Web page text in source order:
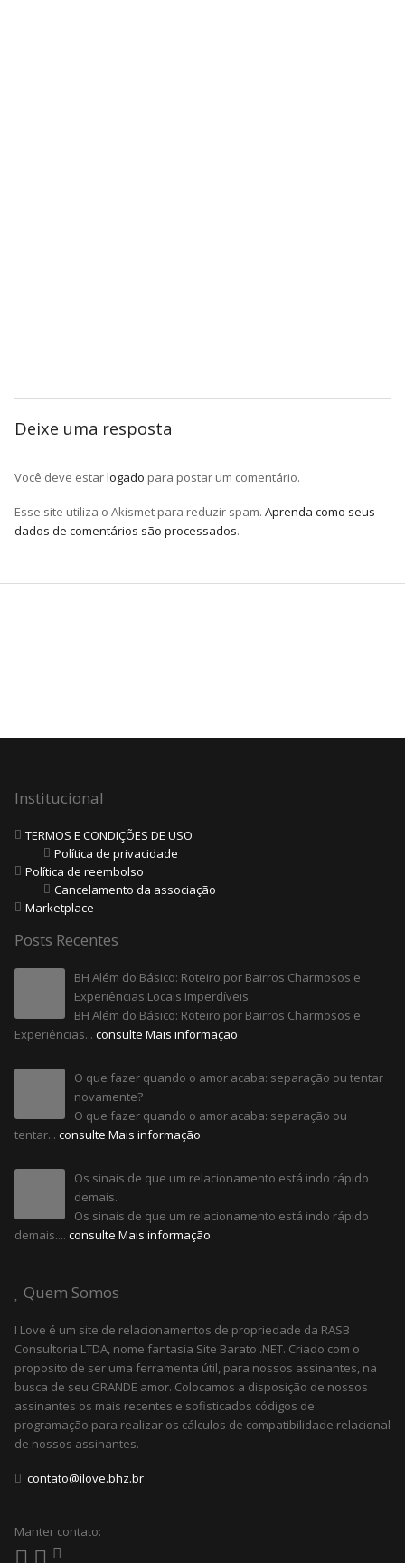
Deixe uma resposta
Você deve estarlogado para postar um comentário.
Esse site utiliza o Akismet para reduzir spam. Aprenda como seus
dados de comentários são processados.
Institucional
TERMOS E CONDIÇÕES DE USO
Política de privacidade
Política de reembolso
Cancelamento da associação
Marketplace
Posts Recentes
BH Além do Básico: Roteiro por Bairros Charmosos e
Experiências Locais Imperdíveis
BH Além do Básico: Roteiro por Bairros Charmosos e
Experiências... consulte Mais informação
O que fazer quando o amor acaba: separação ou tentar
novamente?
O que fazer quando o amor acaba: separação ou
tentar... consulte Mais informação
Os sinais de que um relacionamento está indo rápido
demais.
Os sinais de que um relacionamento está indo rápido
demais.... consulte Mais informação
Quem Somos
I Love é um site de relacionamentos de propriedade da RASB
Consultoria LTDA, nome fantasia Site Barato .NET. Criado com o
proposito de ser uma ferramenta útil, para nossos assinantes, na
busca de seu GRANDE amor. Colocamos a disposição de nossos
assinantes os mais recentes e sofisticados códigos de
programação para realizar os cálculos de compatibilidade relacional
de nossos assinantes.
contato@ilove.bhz.br
Manter contato: